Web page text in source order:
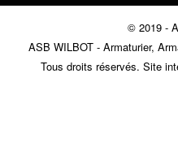
© 2019 -
ASB WILBOT - Armaturier,
Tous droits réservés. Site